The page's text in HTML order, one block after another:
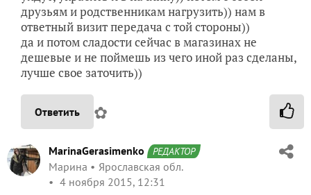
друзьям и родственникам нагрузить)) нам в
ответный визит передача с той стороны))
да и потом сладости сейчас в магазинах не
дешевые и не поймешь из чего иной раз сделаны,
лучше свое заточить))
Ответить ✿
MarinaGerasimenko РЕДАКТОР
Марина
Ярославская обл.
4 ноября 2015, 12:31